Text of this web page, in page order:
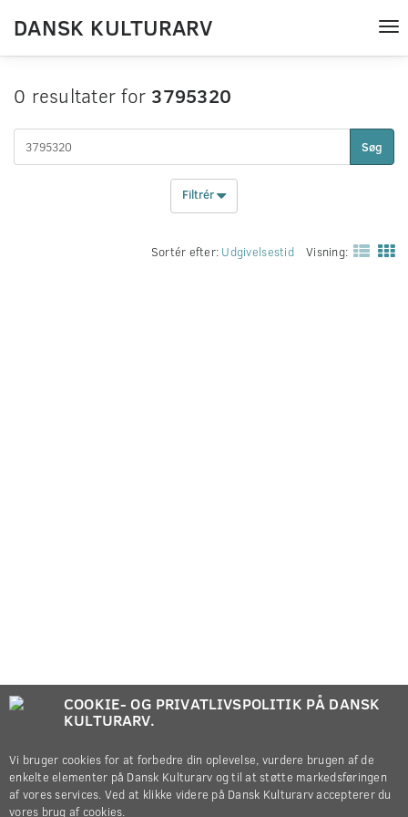
DANSK KULTURARV
0 resultater for 3795320
Søg
Filtrér
Sortér efter: Udgivelsestid Visning:
COOKIE- OG PRIVATLIVSPOLITIK PÅ DANSK
KULTURARV.
Vi bruger cookies for at forbedre din oplevelse, vurdere brugen af de
enkelte elementer på Dansk Kulturarv og til at støtte markedsføringen
af vores services. Ved at klikke videre på Dansk Kulturarv accepterer du
vores brug af cookies.